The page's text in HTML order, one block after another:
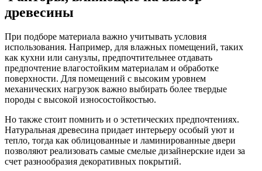
древесины
При подборе материала важно учитывать условия
использования. Например, для влажных помещений, таких
как кухни или санузлы, предпочтительнее отдавать
предпочтение влагостойким материалам и обработке
поверхности. Для помещений с высоким уровнем
механических нагрузок важно выбирать более твердые
породы с высокой износостойкостью.
Но также стоит помнить и о эстетических предпочтениях.
Натуральная древесина придает интерьеру особый уют и
тепло, тогда как облицованные и ламинированные двери
позволяют реализовать самые смелые дизайнерские идеи за
счет разнообразия декоративных покрытий.